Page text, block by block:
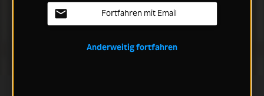
Fortfahren mit Email
Anderweitig fortfahren